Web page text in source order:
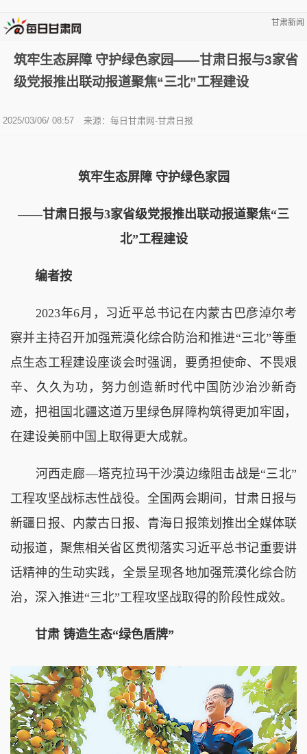
甘肃新闻
筑牢生态屏障 守护绿色家园——甘肃日报与3家省
级党报推出联动报道聚焦“三北”工程建设
2025/03/06/ 08:57 来源：每日甘肃网-甘肃日报
筑牢生态屏障 守护绿色家园
——甘肃日报与3家省级党报推出联动报道聚焦“三
北”工程建设
编者按
2023年6月，习近平总书记在内蒙古巴彦淖尔考
察并主持召开加强荒漠化综合防治和推进“三北”等重
点生态工程建设座谈会时强调，要勇担使命、不畏艰
辛、久久为功，努力创造新时代中国防沙治沙新奇
迹，把祖国北疆这道万里绿色屏障构筑得更加牢固，
在建设美丽中国上取得更大成就。
河西走廊—塔克拉玛干沙漠边缘阻击战是“三北”
工程攻坚战标志性战役。全国两会期间，甘肃日报与
新疆日报、内蒙古日报、青海日报策划推出全媒体联
动报道，聚焦相关省区贯彻落实习近平总书记重要讲
话精神的生动实践，全景呈现各地加强荒漠化综合防
治，深入推进“三北”工程攻坚战取得的阶段性成效。
甘肃 铸造生态“绿色盾牌”